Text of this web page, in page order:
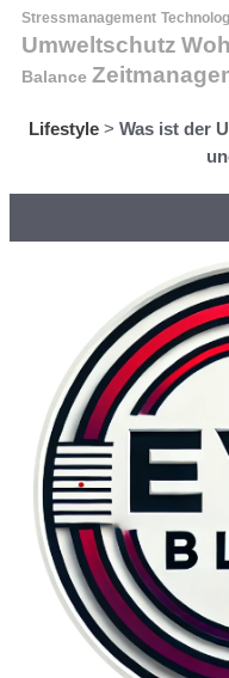
Stressmanagement
Umweltschutz
Balance
Lifestyle > Was ist der